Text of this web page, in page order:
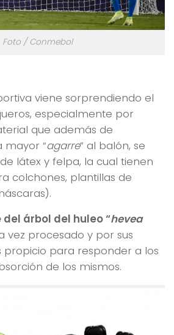
Foto / Conmebol
viene sorprendiendo el
especialmente por
que además de
mayor “agarre” al balón, se
látex y felpa, la cual tienen
colchones, plantillas de
árbol del huleo “hevea
vez procesado y por sus
propicio para responder a los
de los mismos.